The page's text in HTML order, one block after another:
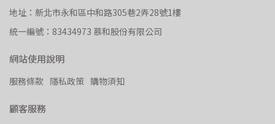
地址：新北市永和區中和路305巷2弄28號1樓
統一編號：83434973 慕和股份有限公司
網站使用說明
服務條款 隱私政策 購物須知
顧客服務